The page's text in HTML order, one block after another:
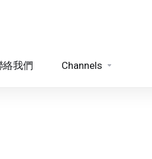
絡我們 Channels